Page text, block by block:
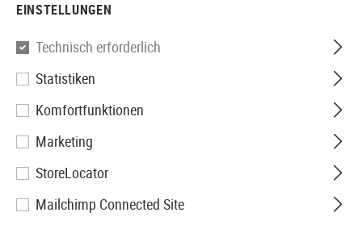
Krytac
Nautilus V2 Gearbox Shell
EINSTELLUNGEN
Technisch erforderlich
Statistiken
Komfortfunktionen
Marketing
StoreLocator
Mailchimp Connected Site